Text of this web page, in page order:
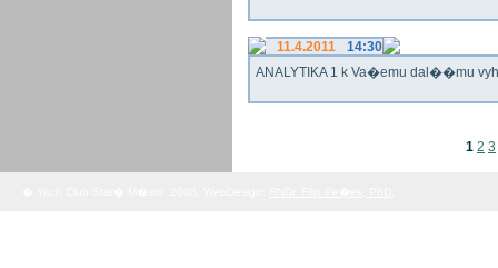
11.4.2011
14:30
ANALYTIKA 1 k Va�emu dal��mu
1 2 3